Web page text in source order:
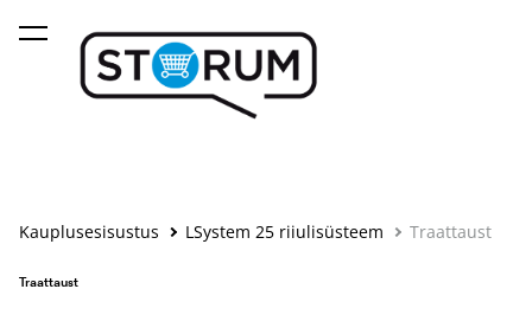
lisati ostukorvi. Vaata ostukorvi
Kauplusesisustus LSystem 25 riiulisüsteem Traattaust
Traattaust